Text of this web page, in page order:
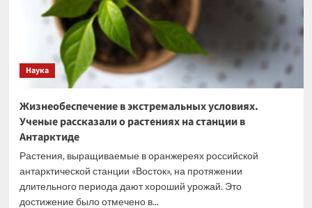
зоне
СВО
Наука
Жизнеобеспечение в экстремальных условиях.
Ученые рассказали о растениях на станции в
Антарктиде
Растения, выращиваемые в оранжереях российской
антарктической станции «Восток», на протяжении
длительного периода дают хороший урожай. Это
достижение было отмечено в...